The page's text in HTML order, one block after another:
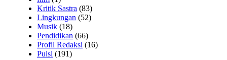
Kritik Sastra (83)
Lingkungan (52)
Musik (18)
Pendidikan (66)
Profil Redaksi (16)
Puisi (191)